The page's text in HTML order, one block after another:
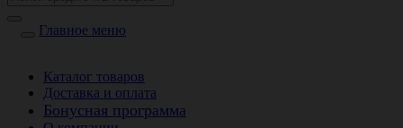
Главное меню
Каталог товаров
Доставка и оплата
Бонусная программа